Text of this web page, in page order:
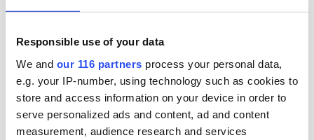
Responsible use of your data
We and our 116 partners process your personal data,
e.g. your IP-number, using technology such as cookies to
store and access information on your device in order to
serve personalized ads and content, ad and content
measurement, audience research and services
Undersökning & Analys
2026-05-11, 20:24
Yougov tappar till förlust
Undersökningsföretaget Yougov tappade i